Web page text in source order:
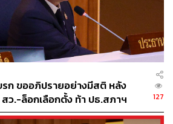
สภาล่ม
การประชุมสภาผู้แทนราษฎร
สาทิตย์ วงศ์หนองเตย
าน
ก ขออภิปรายอย่างมีสติ หลัง
ว.-ล็อกเลือกตั้ง ท้า ปธ.สภาฯ
ฝ่ายรัฐบาล
127